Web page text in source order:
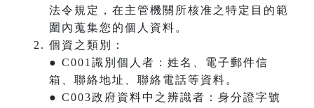
法令規定，在主管機關所核准之特定目的範
圍內蒐集您的個人資料。
個資之類別：
● C001識別個人者：姓名、電子郵件信
箱、聯絡地址、聯絡電話等資料。
● C003政府資料中之辨識者：身分證字號